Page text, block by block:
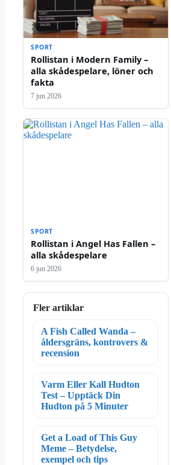
SPORT
Rollistan i Modern Family –
alla skådespelare, löner och
fakta
7 jun 2026
SPORT
Rollistan i Angel Has Fallen –
alla skådespelare
6 jun 2026
Fler artiklar
A Fish Called Wanda –
åldersgräns, kontrovers &
recension
Varm Eller Kall Hudton
Test – Upptäck Din
Hudton på 5 Minuter
Get a Load of This Guy
Meme – Betydelse,
exempel och tips